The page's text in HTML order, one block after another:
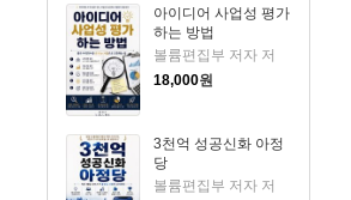
아이디어 사업성 평가
하는 방법
볼륨편집부 저자 저
18,000원
3천억 성공신화 아정
당
볼륨편집부 저자 저